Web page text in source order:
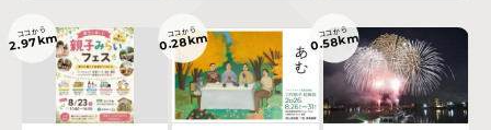
ココから
2.97km ココから
0.28km ココから
0.58km